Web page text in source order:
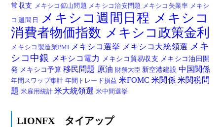
常収支 メキシコ鉱山問題 メキシコ治安問題 メキシコ失業率 メキシ
コ週間日 メキシコ週間日程 メキシコ
消費者物価指数 メキシコ政策金利
メキシコ製造業PMI メキシコ選挙 メキシコ大統領選 メキ
シコ中銀
メキシコ電力 メキシコ貿易収支 メキシコ油田開
発 メキシコ予算移民問題 原油 財務大臣 新空港建設 中国関係
年間スワップ集計 年間トレード損益 米FOMC米関係 米関税問
題米雇用統計米大統領選米中間選挙
LIONFX タイアップ